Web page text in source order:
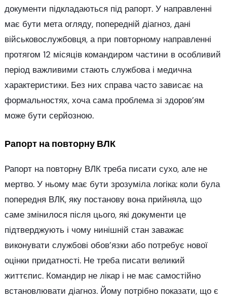
документи підкладаються під рапорт. У направленні
має бути мета огляду, попередній діагноз, дані
військовослужбовця, а при повторному направленні
протягом 12 місяців командиром частини в особливий
період важливими стають службова і медична
характеристики. Без них справа часто зависає на
формальностях, хоча сама проблема зі здоров’ям
може бути серйозною.
Рапорт на повторну ВЛК
Рапорт на повторну ВЛК треба писати сухо, але не
мертво. У ньому має бути зрозуміла логіка: коли була
попередня ВЛК, яку постанову вона прийняла, що
саме змінилося після цього, які документи це
підтверджують і чому нинішній стан заважає
виконувати службові обов’язки або потребує нової
оцінки придатності. Не треба писати великий
життєпис. Командир не лікар і не має самостійно
встановлювати діагноз. Йому потрібно показати, що є